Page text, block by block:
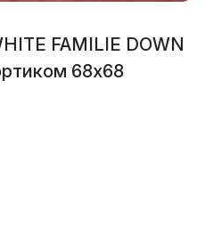
FAMILIE DOWN
68х68